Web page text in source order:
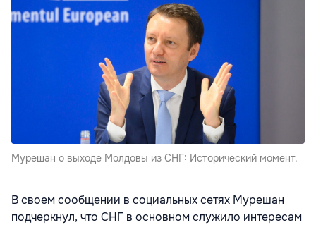
Мурешан о выходе Молдовы из СНГ: Исторический момент.
В своем сообщении в социальных сетях Мурешан
подчеркнул, что СНГ в основном служило интересам